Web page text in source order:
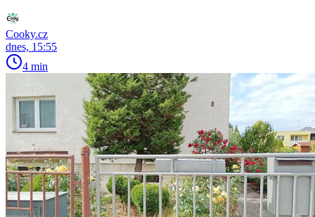
Cooky.cz
dnes, 15:55
4 min